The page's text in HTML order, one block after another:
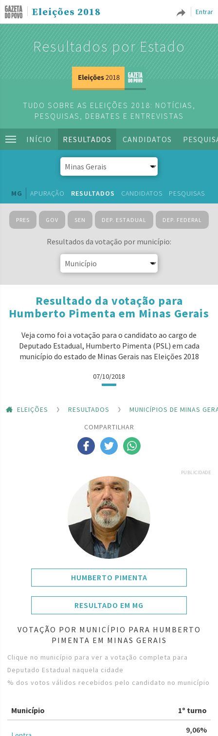
Entrar
Eleições 2018
Resultados por Estado
TUDO SOBRE AS ELEIÇÕES 2018: NOTÍCIAS,
PESQUISAS, DEBATES E ENTREVISTAS
INÍCIO RESULTADOS CANDIDATOS
MG APURAÇÃO RESULTADOS CANDIDATOS PESQUISAS
PRES GOV SEN DEP. ESTADUAL DEP. FEDERAL
Resultados da votação por município:
Resultado da votação para
Humberto Pimenta em Minas Gerais
Veja como foi a votação para o candidato ao cargo de
Deputado Estadual, Humberto Pimenta (PSL) em cada
município do estado de Minas Gerais nas Eleições 2018
07/10/2018
ELEIÇÕES RESULTADOS
MUNICÍPIOS DE MINAS
COMPARTILHAR
PUBLICIDADE
HUMBERTO PIMENTA
RESULTADO EM MG
VOTAÇÃO POR MUNICÍPIO PARA HUMBERTO
PIMENTA EM MINAS GERAIS
Clique no município para ver a votação completa para
Deputado Estadual naquela cidade
% dos votos válidos recebidos pelo candidato no município
Município 1º turno
9,06%